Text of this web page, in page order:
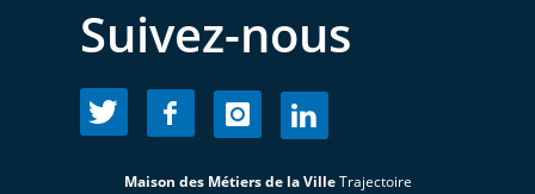
Suivez-nous
Maison des Métiers de la VilleTrajectoire